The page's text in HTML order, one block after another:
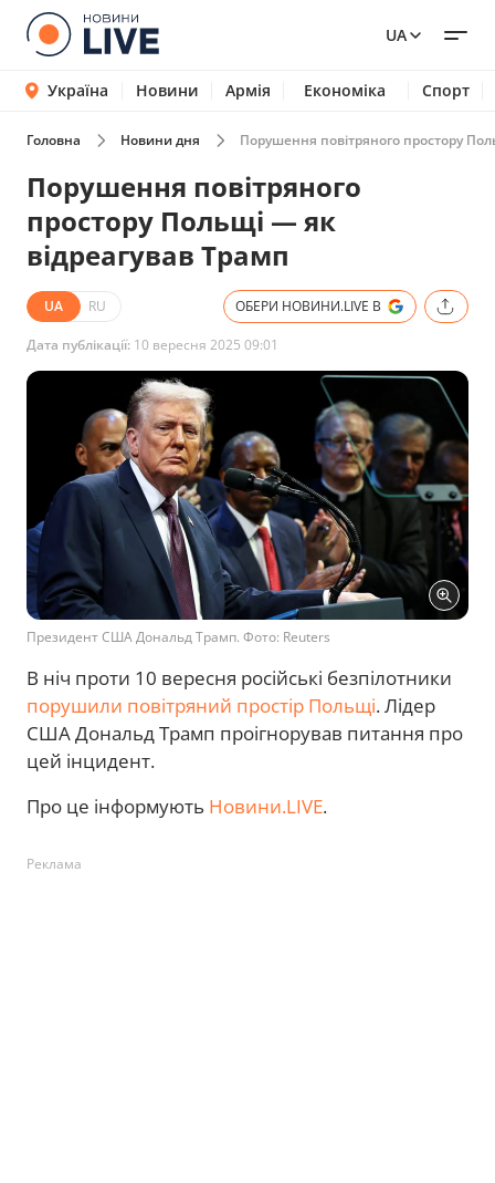
UA
Україна Новини Армія Економіка Спорт
Головна Новини дня Порушення повітряного простору
Порушення повітряного
простору Польщі — як
відреагував Трамп
UA RU ОБЕРИ НОВИНИ.LIVE В
Дата публікації: 10 вересня 2025 09:01
Президент США Дональд Трамп. Фото: Reuters
В ніч проти 10 вересня російські безпілотники
порушили повітряний простір Польщі. Лідер
США Дональд Трамп проігнорував питання про
цей інцидент.
Про це інформують Новини.LIVE.
Реклама